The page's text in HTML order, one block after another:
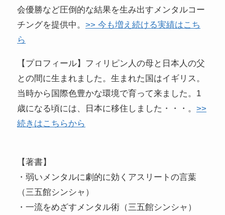
会優勝など圧倒的な結果を生み出すメンタルコー
チングを提供中。>> 今も増え続ける実績はこち
ら
【プロフィール】フィリピン人の母と日本人の父
との間に生まれました。生まれた国はイギリス。
当時から国際色豊かな環境で育って来ました。1
歳になる頃には、日本に移住しました・・・。>>
続きはこちらから
【著書】
・弱いメンタルに劇的に効くアスリートの言葉
（三五館シンシャ）
・一流をめざすメンタル術（三五館シンシャ）